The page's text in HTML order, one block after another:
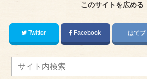
このサイトを広める
Twitter Facebook はてブ